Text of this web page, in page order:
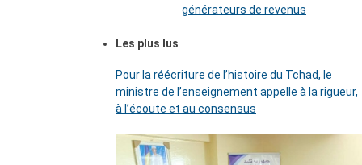
générateurs de revenus
Les plus lus
Pour la réécriture de l’histoire du Tchad, le
ministre de l’enseignement appelle à la rigueur,
à l’écoute et au consensus